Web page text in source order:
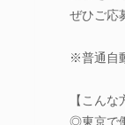
ぜひご応
※普通自
【こんな
◎東京で